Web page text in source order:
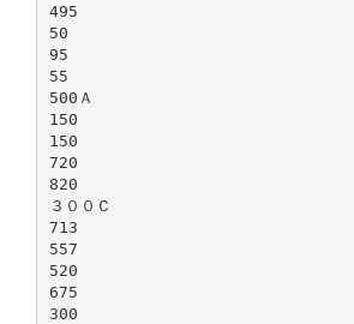
495
50
95
55
500Ａ
150
150
720
820
３００Ｃ
713
557
520
675
300